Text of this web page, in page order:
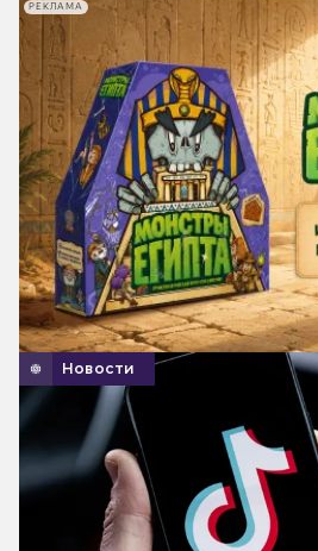
Новости
РЕКЛАМА